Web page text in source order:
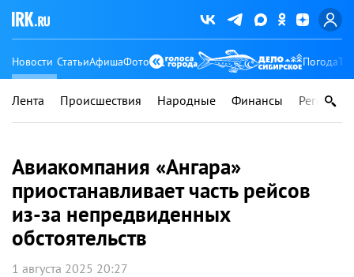
Новости СтатьиАфишаФото Погода
Лента Происшествия Народные Финансы Регионы
Авиакомпания «Ангара»
приостанавливает часть рейсов
из-за непредвиденных
обстоятельств
1 августа 2025 20:27